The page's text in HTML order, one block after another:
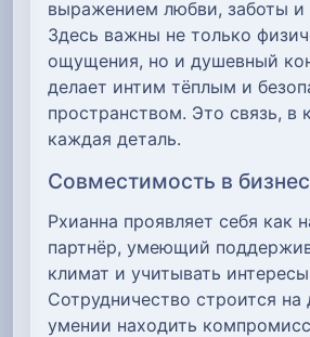
выражением любви, заботы и
Здесь важны не только
ощущения, но и душевный
делает интим тёплым и
пространством. Это связь, в
каждая деталь.
Совместимость в
Рхианна проявляет себя как
партнёр, умеющий
климат и учитывать
Сотрудничество строится на
умении находить